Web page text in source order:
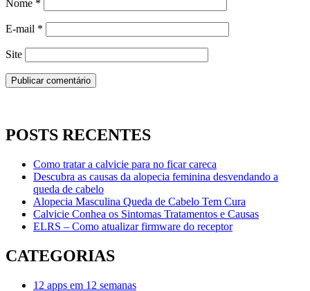
Nome *
E-mail *
Site
POSTS RECENTES
Como tratar a calvicie para no ficar careca
Descubra as causas da alopecia feminina desvendando a
queda de cabelo
Alopecia Masculina Queda de Cabelo Tem Cura
Calvicie Conhea os Sintomas Tratamentos e Causas
ELRS – Como atualizar firmware do receptor
CATEGORIAS
12 apps em 12 semanas